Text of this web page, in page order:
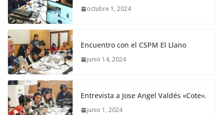
octubre 1, 2024
Encuentro con el CSPM El Llano
junio 14, 2024
Entrevista a Jose Angel Valdés «Cote».
junio 1, 2024